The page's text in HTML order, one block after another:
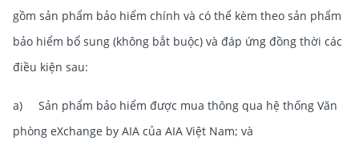
gồm sản phẩm bảo hiểm chính và có thể kèm theo sản phẩm
bảo hiểm bổ sung (không bắt buộc) và đáp ứng đồng thời các
điều kiện sau:
a) Sản phẩm bảo hiểm được mua thông qua hệ thống Văn
phòng eXchange by AIA của AIA Việt Nam; và